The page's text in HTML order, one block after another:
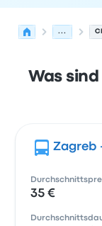
...
Was
Zagreb
35 €